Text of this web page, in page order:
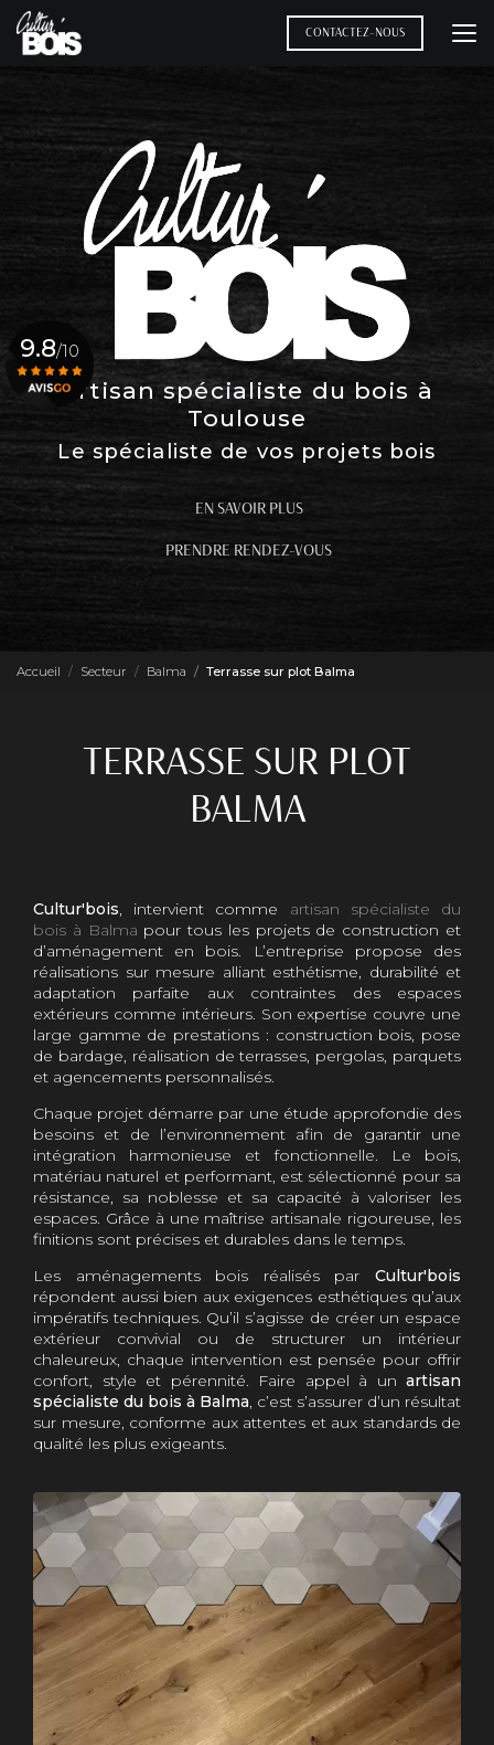
Aller
au
contenu
CONTACTEZ-NOUS
Artisan spécialiste du bois à
Toulouse
Le spécialiste de vos projets bois
EN SAVOIR PLUS
PRENDRE RENDEZ-VOUS
9.8/10
Accueil Secteur Balma Terrasse sur plot Balma
TERRASSE SUR PLOT
BALMA
Cultur'bois, intervient comme artisan spécialiste du
bois à Balma pour tous les projets de construction et
d’aménagement en bois. L’entreprise propose des
réalisations sur mesure alliant esthétisme, durabilité et
adaptation parfaite aux contraintes des espaces
extérieurs comme intérieurs. Son expertise couvre une
large gamme de prestations : construction bois, pose
de bardage, réalisation de terrasses, pergolas, parquets
et agencements personnalisés.
Chaque projet démarre par une étude approfondie des
besoins et de l’environnement afin de garantir une
intégration harmonieuse et fonctionnelle. Le bois,
matériau naturel et performant, est sélectionné pour sa
résistance, sa noblesse et sa capacité à valoriser les
espaces. Grâce à une maîtrise artisanale rigoureuse, les
finitions sont précises et durables dans le temps.
Les aménagements bois réalisés par Cultur'bois
répondent aussi bien aux exigences esthétiques qu’aux
impératifs techniques. Qu’il s’agisse de créer un espace
extérieur convivial ou de structurer un intérieur
chaleureux, chaque intervention est pensée pour offrir
confort, style et pérennité. Faire appel à un artisan
spécialiste du bois à Balma, c’est s’assurer d’un résultat
sur mesure, conforme aux attentes et aux standards de
qualité les plus exigeants.